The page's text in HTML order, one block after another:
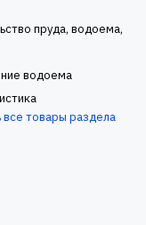
пруда, водоема,
водоема
товары раздела